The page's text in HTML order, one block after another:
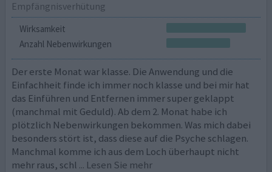
Empfängnisverhütung
Wirksamkeit
Anzahl Nebenwirkungen
Der erste Monat war klasse. Die Anwendung und die
Einfachheit finde ich immer noch klasse und bei mir hat
das Einführen und Entfernen immer super geklappt
(manchmal mit Geduld). Ab dem 2. Monat habe ich
plötzlich Nebenwirkungen bekommen. Was mich dabei
besonders stört ist, dass diese auf die Psyche schlagen.
Manchmal komme ich aus dem Loch überhaupt nicht
mehr raus, schl ... Lesen Sie mehr